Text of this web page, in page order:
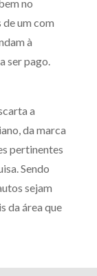
no
um com
à
ser pago.
a
da marca
pertinentes
Sendo
sejam
da área que